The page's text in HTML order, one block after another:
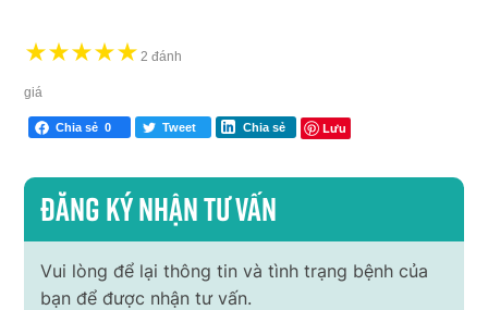
★★★★★ 2 đánh
giá
Chia sẻ 0 Tweet Chia sẻ Lưu
Đăng ký nhận tư vấn
Vui lòng để lại thông tin và tình trạng bệnh của
bạn để được nhận tư vấn.